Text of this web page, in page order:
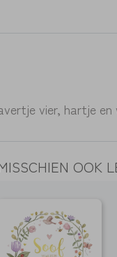
vier, hartje en
OOK